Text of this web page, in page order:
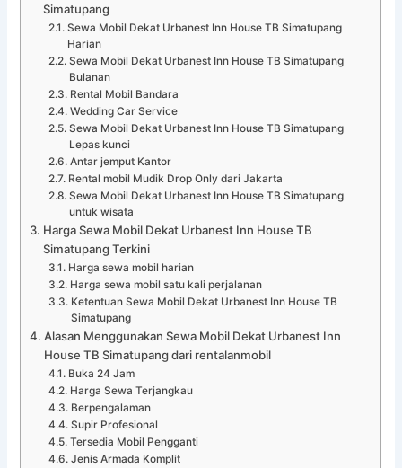
Simatupang
Sewa Mobil Dekat Urbanest Inn House TB Simatupang
Harian
Sewa Mobil Dekat Urbanest Inn House TB Simatupang
Bulanan
Rental Mobil Bandara
Wedding Car Service
Sewa Mobil Dekat Urbanest Inn House TB Simatupang
Lepas kunci
Antar jemput Kantor
Rental mobil Mudik Drop Only dari Jakarta
Sewa Mobil Dekat Urbanest Inn House TB Simatupang
untuk wisata
Harga Sewa Mobil Dekat Urbanest Inn House TB
Simatupang Terkini
Harga sewa mobil harian
Harga sewa mobil satu kali perjalanan
Ketentuan Sewa Mobil Dekat Urbanest Inn House TB
Simatupang
Alasan Menggunakan Sewa Mobil Dekat Urbanest Inn
House TB Simatupang dari rentalanmobil
Buka 24 Jam
Harga Sewa Terjangkau
Berpengalaman
Supir Profesional
Tersedia Mobil Pengganti
Jenis Armada Komplit